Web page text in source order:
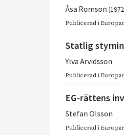
Åsa Romson
Publicerad i
Statlig
Ylva Arvidsson
Publicerad i
EG-rättens
Stefan Olsson
Publicerad i